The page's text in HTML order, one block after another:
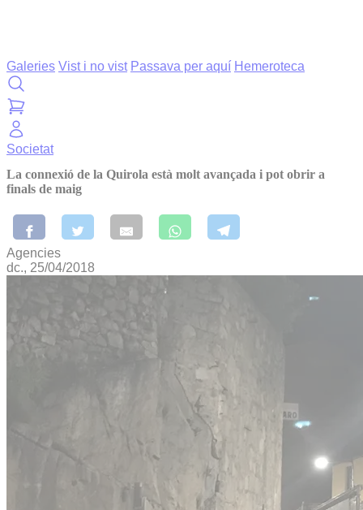
Galeries Vist i no vist Passava per aquí Hemeroteca
Societat
La connexió de la Quirola està molt avançada i pot obrir a
finals de maig
Agencies
dc., 25/04/2018